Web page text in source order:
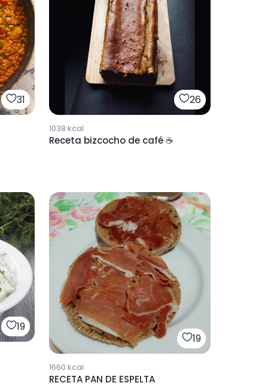
31 26
1038 kcal
Receta bizcocho de café ☕️
19
19
1660 kcal
RECETA PAN DE ESPELTA